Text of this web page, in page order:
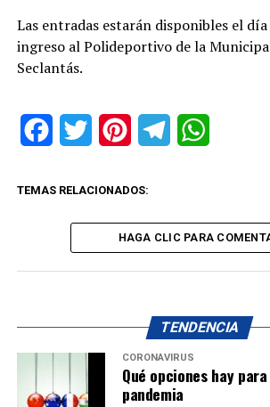
Las entradas estarán disponibles el día
ingreso al Polideportivo de la
Seclantás.
FacebookTwitter PinterestTelegram
TEMAS RELACIONADOS:
HAGA CLIC PARA
TENDENCIA
CORONAVIRUS
Qué opciones hay
pandemia